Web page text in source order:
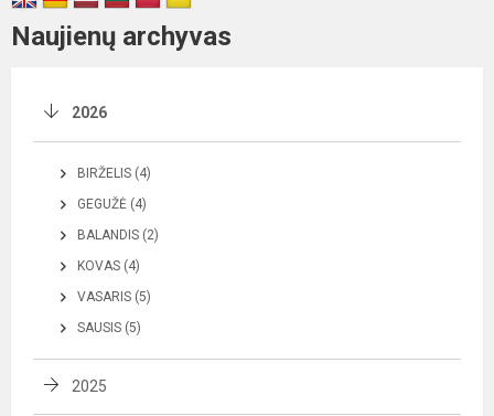
Naujienų archyvas
2026
BIRŽELIS (4)
GEGUŽĖ (4)
BALANDIS (2)
KOVAS (4)
VASARIS (5)
SAUSIS (5)
2025